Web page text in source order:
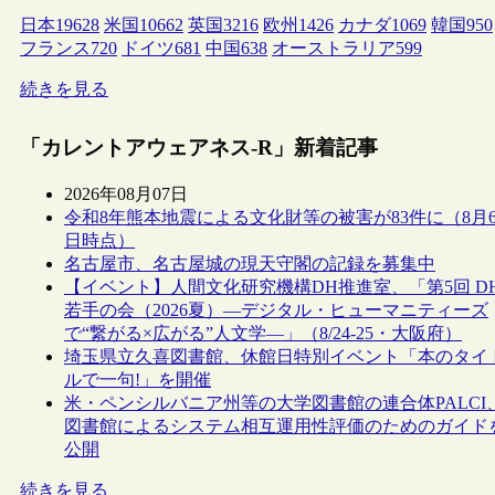
日本19628 米国 10662 英国3216 欧州 1426 カナダ1069 韓国950
フランス720 ドイツ681 中国638 オーストラリア599
続きを見る
「カレントアウェアネス-R」新着記事
2026年08月07日
令和8年熊本地震による文化財等の被害が83件に（8月
日時点）
名古屋市、名古屋城の現天守閣の記録を募集中
【イベント】人間文化研究機構DH推進室、「第5回
若手の会（2026夏）―デジタル・ヒューマニティーズ
で“繋がる×広がる”人文学―」（8/24-25・大阪府）
埼玉県立久喜図書館、休館日特別イベント「本のタイ
ルで一句!」を開催
米・ペンシルバニア州等の大学図書館の連合体PALCI、
図書館によるシステム相互運用性評価のためのガイド
公開
続きを見る